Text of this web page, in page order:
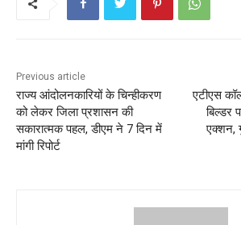
Previous article
राज्य आंदोलनकारियों के चिन्हीकरण
को लेकर जिला प्रशासन की
सकारात्मक पहल, डीएम ने 7 दिन में
मांगी रिपोर्ट
एटीएस
बिल्डर
एक्शन,